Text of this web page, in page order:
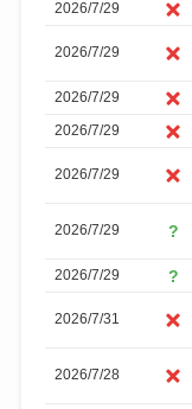
2026/7/29
2026/7/29
2026/7/29
2026/7/29
2026/7/29
2026/7/29
2026/7/29
2026/7/31
2026/7/28